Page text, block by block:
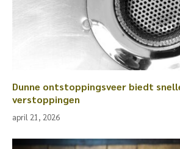
Dunne ontstoppingsveer biedt
verstoppingen
april 21, 2026